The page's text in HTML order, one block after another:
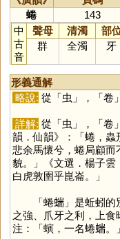
蜷
143
中
古
音
聲母 清濁 部
群
全濁 牙
形義通解
略說: 從「 虫 」，「 卷
詳解: 從「 虫 」，「 卷
韻．仙韻》：「蜷，蟲
悲余馬懷兮，蜷局顧
貌。」《文選．楊子雲
白虎敦圉乎崑崙。」
「蜷𧍒」是蚯蚓的
之強、爪牙之利，上
注：「螾，一名蜷𧍒。」